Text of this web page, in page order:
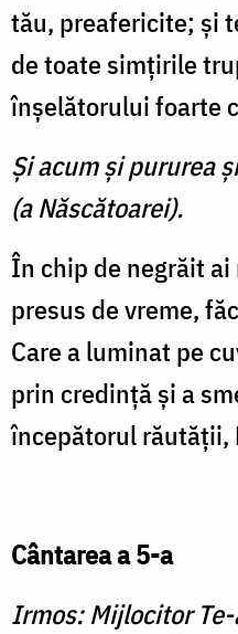
tău, preafericite; şi
de toate simţirile
înşelătorului foarte
Şi acum şi pururea
(a Născătoarei).
În chip de negrăit ai
presus de vreme,
Care a luminat pe
prin credinţă şi a
începătorul răutăţii,
Cântarea a 5-a
Irmos: Mijlocitor